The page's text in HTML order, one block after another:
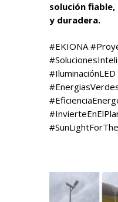
solución
y duradera.
#EKIONA